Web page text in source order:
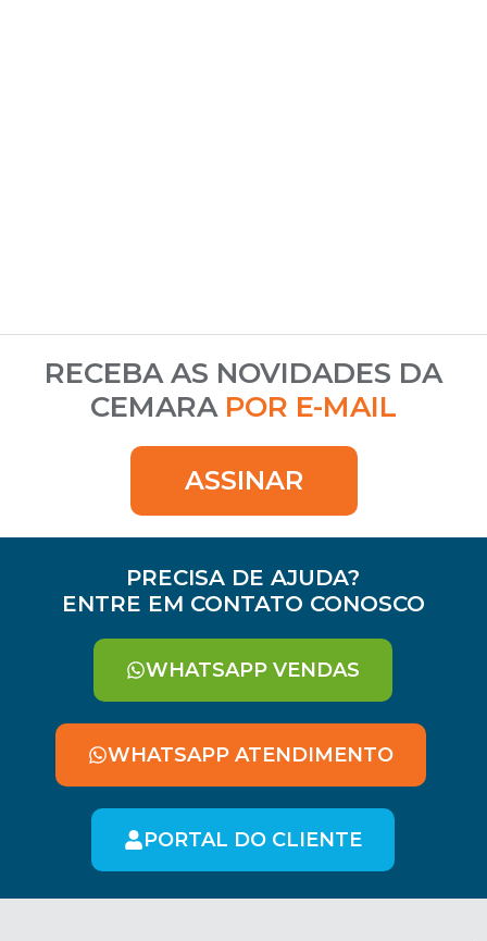
RECEBA AS NOVIDADES DA
CEMARA POR E-MAIL
ASSINAR
PRECISA DE AJUDA?
ENTRE EM CONTATO CONOSCO
WHATSAPP VENDAS
WHATSAPP ATENDIMENTO
PORTAL DO CLIENTE